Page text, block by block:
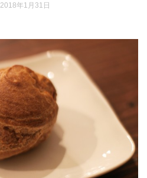
2018年1月31日